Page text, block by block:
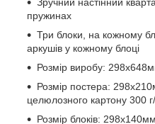
пружинах
Три блоки, на кожному
аркушів у кожному блоці
Розмір виробу:
Розмір постера:
целюлозного картону 300
Розмір блоків: